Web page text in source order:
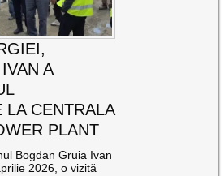
A
LA CENTRALA
PLANT
Bogdan Gruia Ivan
2026, o vizită